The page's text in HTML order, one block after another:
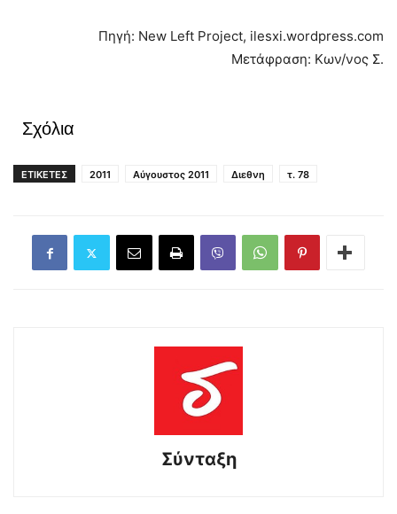
Πηγή: New Left Project, ilesxi.wordpress.com
Μετάφραση: Κων/νος Σ.
Σχόλια
ΕΤΙΚΕΤΕΣ 2011 Αύγουστος 2011 Διεθνη τ. 78
Σύνταξη